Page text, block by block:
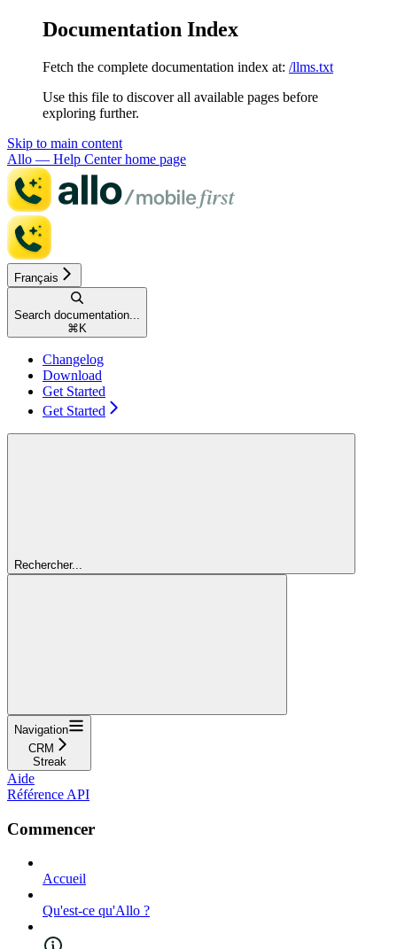
Documentation Index
Fetch the complete documentation index at: /llms.txt
Use this file to discover all available pages before
exploring further.
Skip to main content
Allo — Help Centerhome page
Français
Search documentation...
⌘ K
Changelog
Download
Get Started
Get Started
Rechercher...
Navigation
CRM
Streak
Aide
Référence API
Commencer
Accueil
Qu'est-ce qu'Allo ?